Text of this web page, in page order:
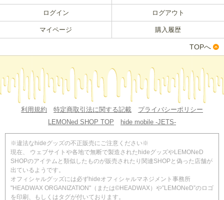
ログイン ログアウト
マイページ 購入履歴
TOPへ
利用規約 特定商取引法に関する記載
プライバシーポリシー
LEMONed SHOP TOP
hide mobile -JETS-
※違法なhideグッズの不正販売にご注意ください※
現在、 ウェブサイトや各地で無断で製造されたhideグッズやLEMONeD
SHOPのアイテムと類似したものが販売されたり関連SHOPと偽った店舗が
出ているようです。
オフィシャルグッズには必ずhideオフィシャルマネジメント事務所
"HEADWAX ORGANIZATION"（または©HEADWAX）や”LEMONeD”のロゴ
を印刷、もしくはタグが付いております。